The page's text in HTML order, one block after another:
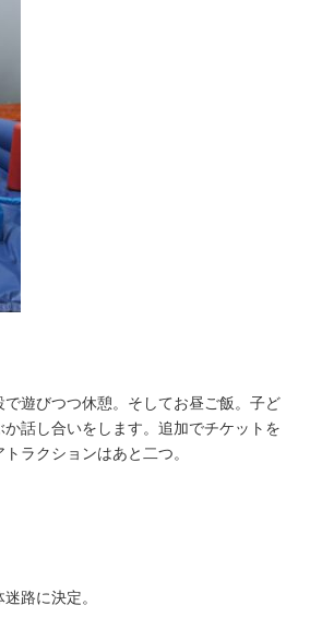
遊びつつ休憩。そしてお昼ご飯。子ど
話し合いをします。追加でチケットを
ラクションはあと二つ。
路に決定。